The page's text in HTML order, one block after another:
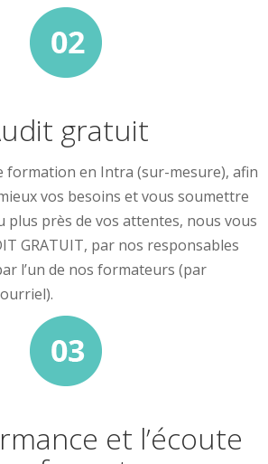
gratuit
formation en Intra (sur-mesure), afin
vos besoins et vous soumettre
plus près de vos attentes, nous vous
GRATUIT, par nos responsables
l’un de nos formateurs (par
et l’écoute